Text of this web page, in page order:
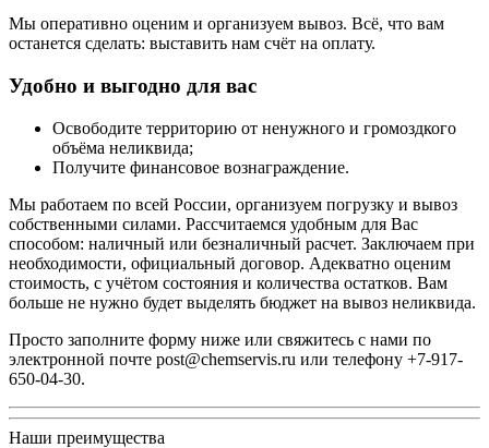
Мы оперативно оценим и организуем вывоз. Всё, что вам
останется сделать: выставить нам счёт на оплату.
Удобно и выгодно для вас
Освободите территорию от ненужного и громоздкого
объёма неликвида;
Получите финансовое вознаграждение.
Мы работаем по всей России, организуем погрузку и вывоз
собственными силами. Рассчитаемся удобным для Вас
способом: наличный или безналичный расчет. Заключаем при
необходимости, официальный договор. Адекватно оценим
стоимость, с учётом состояния и количества остатков. Вам
больше не нужно будет выделять бюджет на вывоз неликвида.
Просто заполните форму ниже или свяжитесь с нами по
электронной почте post@chemservis.ru или телефону +7-917-
650-04-30.
Наши преимущества